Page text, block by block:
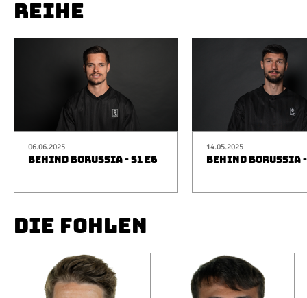
REIHE
06.06.2025
BEHIND BORUSSIA - S1 E6
14.05.2025
BEHIND BORUSSIA
DIE FOHLEN